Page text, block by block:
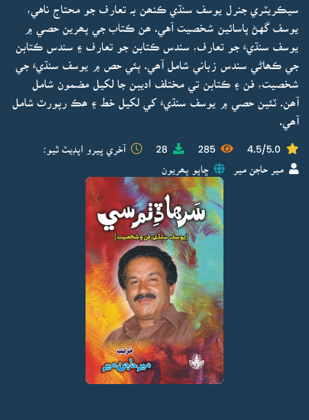
سيڪريٽري جنرل يوسف سنڌي ڪنھن بہ تعارف جو محتاج ناهي،
يوسف گهڻ پاسائين شخصيت آهي. ھن ڪتاب جي پھرين حصي ۾
يوسف سنڌيءَ جو تعارف، سندس ڪتابن جو تعارف ۽ سندس ڪتابن
جي ڪھاڻي سندس زباني شامل آھي. ٻئي حص ۾ يوسف سنڌيءَ جي
شخصيت، فن ۽ ڪتابن تي مختلف اديبن جا لکيل مضمون شامل
آھن. ٽئين حصي ۾ يوسف سنڌيءَ کي لکيل خط ۽ ھڪ رپورٽ شامل
آھي.
4.5/5.0
285
28 آخري ڀيرو اپڊيٽ ٿيو:
مير حاجن مير ڇاپو پھريون